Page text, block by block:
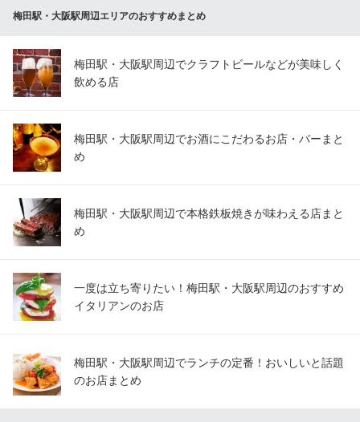
梅田駅・大阪駅周辺エリアのおすすめまとめ
梅田駅・大阪駅周辺でクラフトビールなどが美味しく
飲める店
梅田駅・大阪駅周辺でお酒にこだわるお店・バーまと
め
梅田駅・大阪駅周辺で本格鉄板焼きが味わえる店まと
め
一度は立ち寄りたい！梅田駅・大阪駅周辺のおすすめ
イタリアンのお店
梅田駅・大阪駅周辺でランチの定番！おいしいと話題
のお店まとめ